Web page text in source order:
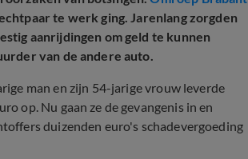
te werk ging. Jarenlang zorgden
aanrijdingen om geld te kunnen
van de andere auto.
man en zijn 54-jarige vrouw leverde
op. Nu gaan ze de gevangenis in en
duizenden euro's schadevergoeding